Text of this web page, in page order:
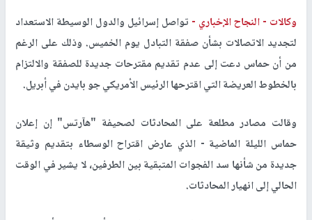
وكالات -النجاح الإخباري - تواصل إسرائيل والدول الوسيطة الاستعداد
لتجديد الاتصالات بشأن صفقة التبادل يوم الخميس. وذلك على الرغم
من أن حماس دعت إلى عدم تقديم مقترحات جديدة للصفقة والالتزام
بالخطوط العريضة التي اقترحها الرئيس الأمريكي جو بايدن في أبريل.
وقالت مصادر مطلعة على المحادثات لصحيفة "هآرتس" إن إعلان
حماس الليلة الماضية - الذي عارض اقتراح الوسطاء بتقديم وثيقة
جديدة من شأنها سد الفجوات المتبقية بين الطرفين، لا يشير في الوقت
الحالي إلى انهيار المحادثات.